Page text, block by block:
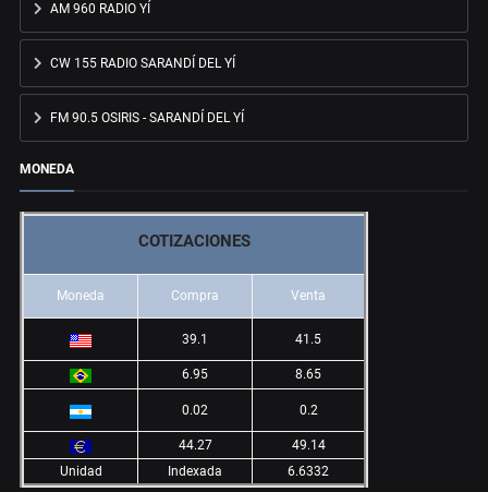
AM 960 RADIO YÍ
CW 155 RADIO SARANDÍ DEL YÍ
FM 90.5 OSIRIS - SARANDÍ DEL YÍ
MONEDA
COTIZACIONES
Moneda Compra Venta
39.1 41.5
6.95 8.65
0.02 0.2
44.27
49.14
Unidad
Indexada 6.6332